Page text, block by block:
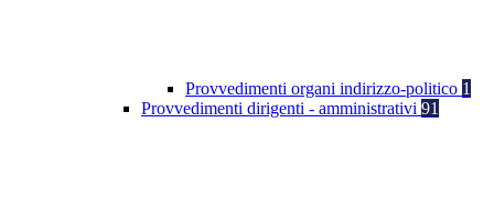
Provvedimenti organi indirizzo-politico 1
Provvedimenti dirigenti - amministrativi 91